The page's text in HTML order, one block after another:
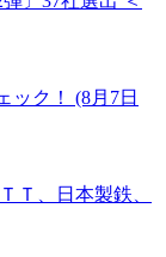
ック！ (8月7日
Ｔ、日本製鉄、